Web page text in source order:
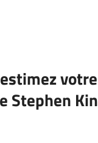
votre
Stephen